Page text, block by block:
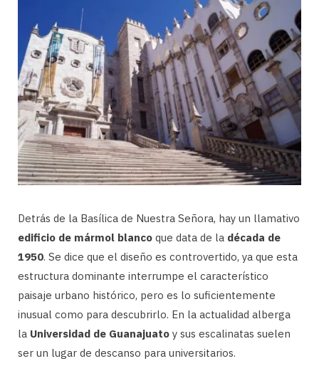
Detrás de la Basílica de Nuestra Señora, hay un llamativo
edificio de mármol blanco que data de la década de
1950. Se dice que el diseño es controvertido, ya que esta
estructura dominante interrumpe el característico
paisaje urbano histórico, pero es lo suficientemente
inusual como para descubrirlo. En la actualidad alberga
la Universidad de Guanajuato y sus escalinatas suelen
ser un lugar de descanso para universitarios.